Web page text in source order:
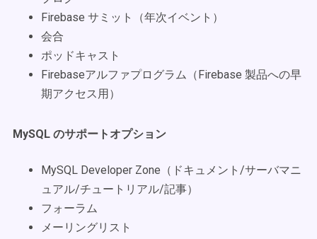
Firebase サミット（年次イベント）
会合
ポッドキャスト
Firebaseアルファプログラム（Firebase 製品への早
期アクセス用）
MySQL のサポートオプション
MySQL Developer Zone（ドキュメント/サーバマニ
ュアル/チュートリアル/記事）
フォーラム
メーリングリスト